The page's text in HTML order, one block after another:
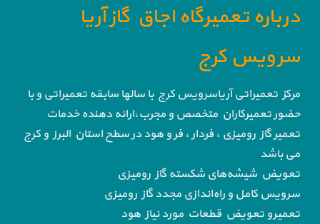
درباره تعمیرگاه اجاق گاز آریا
سرویس کرج
مرکز تعمیراتی آریاسرویس کرج با سالها سابقه تعمیراتی و با
حضور تعمیرکاران متخصص و مجرب،ارائه دهنده خدمات
تعمیر گاز رومیزی ، فردار ، فر و هود در سطح استان البرز و کرج
می باشد
تعویض شیشه‌های شکسته گاز رومیزی
سرویس کامل و راه‌اندازی مجدد گاز رومیزی
تعمیرو تعویض قطعات مورد نیاز هود